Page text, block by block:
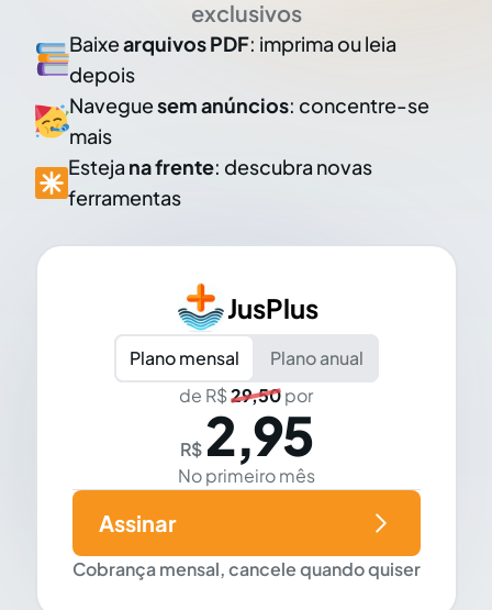
exclusivos
Baixearquivos PDF: imprima ou leia
depois
Naveguesem anúncios: concentre-se
mais
Esteja na frente: descubra novas
ferramentas
JusPlus
Plano mensal
Plano anual
de R$29,50por
R$ 2,95
No primeiro mês
Cobrança mensal, cancele quando quiser
Assinar